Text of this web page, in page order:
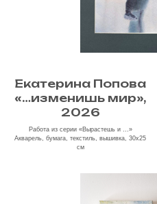
Екатерина Попова
«…изменишь мир»,
2026
Работа из серии «Вырастешь и …»
Акварель, бумага, текстиль, вышивка, 30х25
см